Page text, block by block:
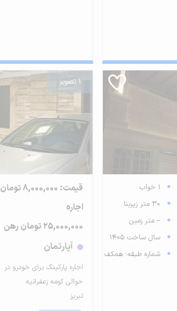
1 خواب
30 متر زیربنا
-- متر زمین
سال ساخت 1405
شماره طبقه: همکف
1 تصویر
قیمت: 8,000,000 تومان
اجاره
25,000,000 تومان رهن
آپارتمان
اجاره پارکینگ برای خودرو در
حوالی کومه زعفرانیه
تبریز